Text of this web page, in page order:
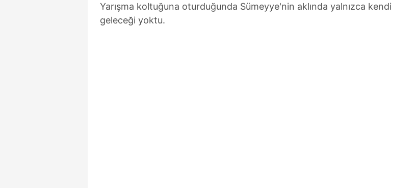
Yarışma koltuğuna oturduğunda Sümeyye'nin aklında yalnızca kendi
geleceği yoktu.